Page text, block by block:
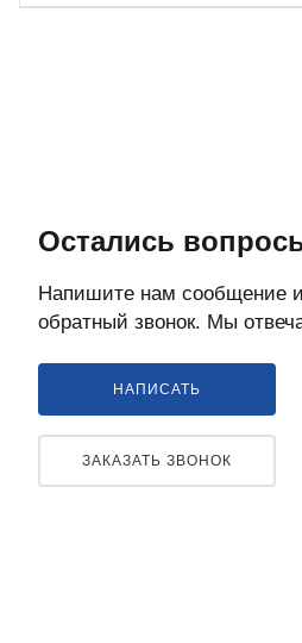
Остались
Напишите нам сообщение
обратный звонок. Мы
НАПИСАТЬ
ЗАКАЗАТЬ ЗВОНОК